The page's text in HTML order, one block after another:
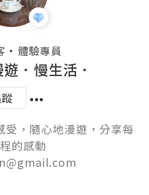
・ 體驗專員
．慢生活．
受，隨心地漫遊，分享每
的感動